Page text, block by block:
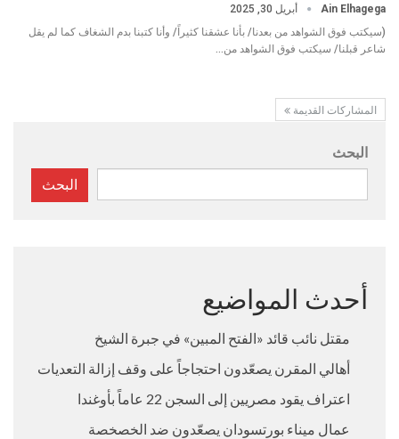
Ain Elhagega
أبريل 30, 2025
(سيكتب فوق الشواهد من بعدنا/ بأنا عشقنا كثيراً/ وأنا كتبنا بدم الشغاف كما لم يقل
شاعر قبلنا/ سيكتب فوق الشواهد من…
المشاركات القديمة
البحث
البحث
أحدث المواضيع
مقتل نائب قائد «الفتح المبين» في جبرة الشيخ
أهالي المقرن يصعّدون احتجاجاً على وقف إزالة التعديات
اعتراف يقود مصريين إلى السجن 22 عاماً بأوغندا
عمال ميناء بورتسودان يصعّدون ضد الخصخصة